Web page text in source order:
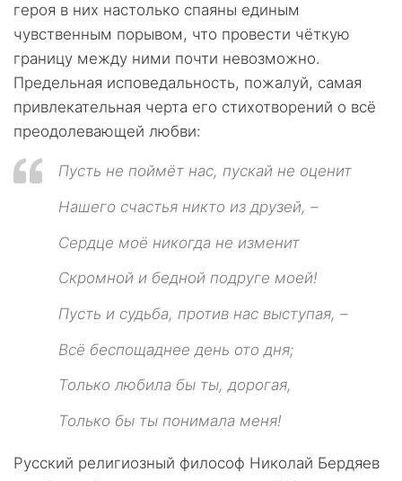
героя в них настолько спаяны единым
чувственным порывом, что провести чёткую
границу между ними почти невозможно.
Предельная исповедальность, пожалуй, самая
привлекательная черта его стихотворений о всё
преодолевающей любви:
Пусть не поймёт нас, пускай не оценит
Нашего счастья никто из друзей, –
Сердце моё никогда не изменит
Скромной и бедной подруге моей!
Пусть и судьба, против нас выступая, –
Всё беспощаднее день ото дня;
Только любила бы ты, дорогая,
Только бы ты понимала меня!
Русский религиозный философ Николай Бердяев